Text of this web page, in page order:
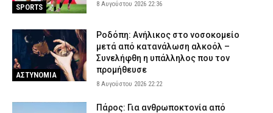
πιστέψουμε ότι το έκανε» λέει το ζευγάρι που είχε φιλοξενήσει
τον 26χρονο Αφγανό
ΑΣΤΥΝΟΜΙΑ 8 Αυγούστου 2026 14:51
Συνελήφθη μέλος της ρωσόφωνης μαφίας στο Παλαιό Φάληρο –
8 Αυγούστου 2026 14:33
SPORTS 8 Αυγούστου 2026 22:36
ΑΣΤΥΝΟΜΙΑ
Ροδόπη: Ανήλικος στο νοσοκομείο
μετά από κατανάλωση αλκοόλ –
Συνελήφθη η υπάλληλος που τον
προμήθευσε
8 Αυγούστου 2026 22:22
Πάρος: Για ανθρωποκτονία από